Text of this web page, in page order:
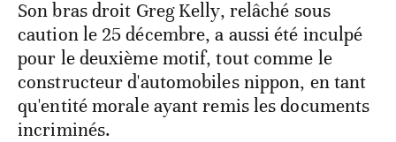
Son bras droit Greg Kelly, relâché sous
caution le 25 décembre, a aussi été inculpé
pour le deuxième motif, tout comme le
constructeur d'automobiles nippon, en tant
qu'entité morale ayant remis les documents
incriminés.